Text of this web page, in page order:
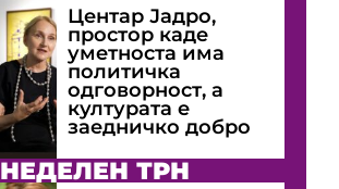
Центар Јадро,
простор каде
уметноста има
политичка
одговорност, а
културата е
заедничко добро
НЕДЕЛЕН ТРН